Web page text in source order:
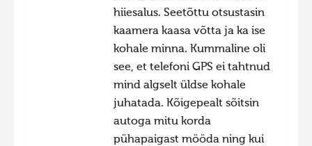
Hiite kuvavõistlus 2017
Hiite kuvavõistlus 2016
Hiite kuvavõistlus 2014
Hiite kuvavõistlus 2013
Hiite kuvavõistlus 2012
hiiesalus. Seetõttu otsustasin
kaamera kaasa võtta ja ka ise
kohale minna. Kummaline oli
see, et telefoni GPS ei tahtnud
mind algselt üldse kohale
juhatada. Kõigepealt sõitsin
autoga mitu korda
pühapaigast mööda ning kui